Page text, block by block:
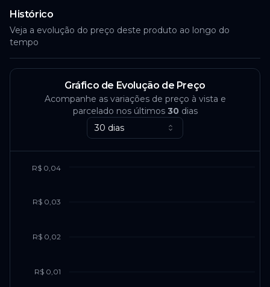
Histórico
Veja a evolução do preço deste produto ao longo do
tempo
Gráfico de Evolução de Preço
Acompanhe as variações de preço à vista e
parcelado nos últimos 30dias
30 dias
R$ 0,01
R$ 0,02
R$ 0,03
R$ 0,04